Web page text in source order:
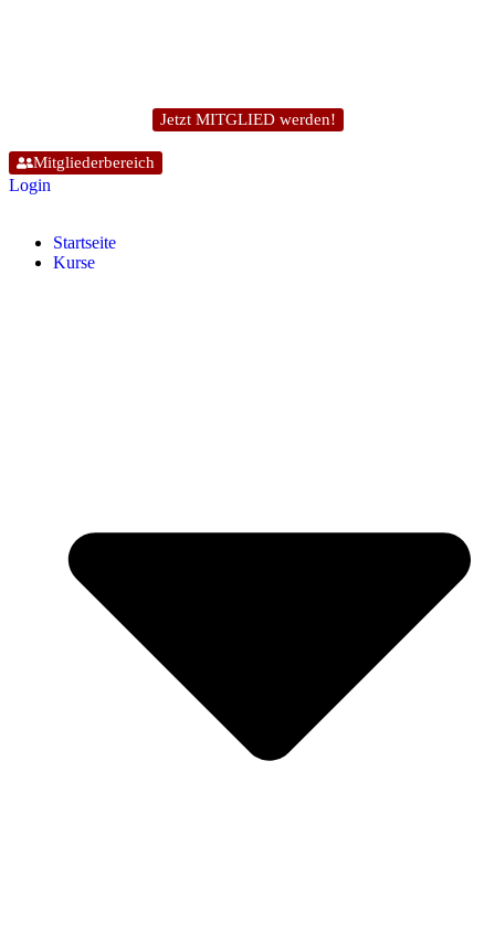
Jetzt MITGLIED werden!
Mitgliederbereich
Login
Start­sei­te
Kur­se